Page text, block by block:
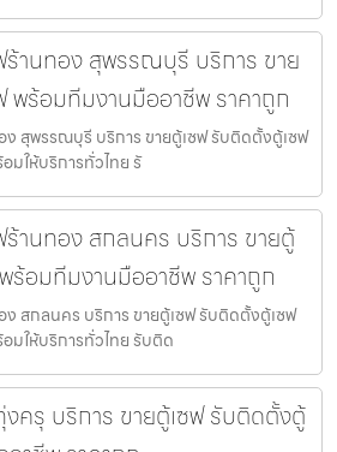
านทอง สุพรรณบุรี บริการ ขาย
พร้อมทีมงานมืออาชีพ ราคาถูก
สุพรรณบุรี บริการ ขายตู้เซฟ รับติดตั้งตู้เซฟ
ให้บริการทั่วไทย รั
านทอง สกลนคร บริการ ขายตู้
ร้อมทีมงานมืออาชีพ ราคาถูก
สกลนคร บริการ ขายตู้เซฟ รับติดตั้งตู้เซฟ
มให้บริการทั่วไทย รับติด
ครุ บริการ ขายตู้เซฟ รับติดตั้งตู้